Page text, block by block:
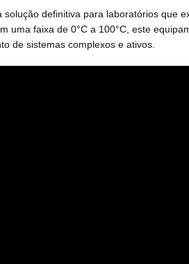
definitiva para laboratórios que
uma faixa de 0°C a 100°C, este
de sistemas complexos e ativos.